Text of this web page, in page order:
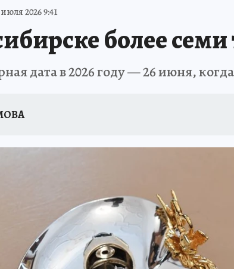
РОССИИ ЗАПОВЕДНАЯ РОССИЯ
2026 9:41
более
дата в 2026 году — 26 июня,